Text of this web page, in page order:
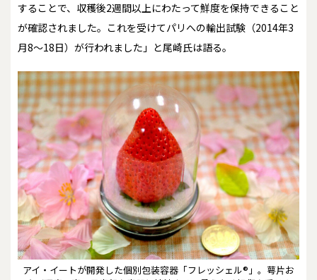
することで、収穫後2週間以上にわたって鮮度を保持できること
が確認されました。これを受けてパリへの輸出試験（2014年3
月8～18日）が行われました」と尾崎氏は語る。
アイ・イートが開発した個別包装容器「フレッシェル®」。萼片お